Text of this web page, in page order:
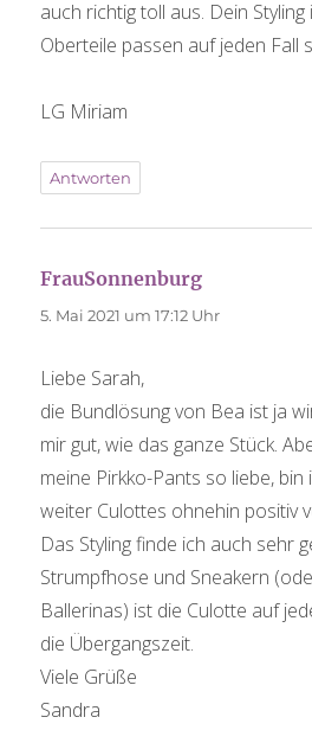
auch richtig toll aus. Dein
Oberteile passen auf jeden Fall
LG Miriam
Antworten
FrauSonnenburg
5. Mai 2021 um 17:12 Uhr
Liebe Sarah,
die Bundlösung von Bea ist ja
mir gut, wie das ganze Stück.
meine Pirkko-Pants so liebe, bin
weiter Culottes ohnehin positiv
Das Styling finde ich auch sehr
Strumpfhose und Sneakern
Ballerinas) ist die Culotte auf
die Übergangszeit.
Viele Grüße
Sandra